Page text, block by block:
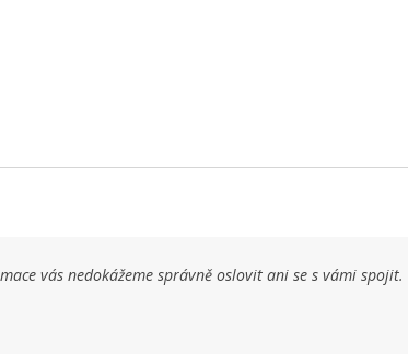
vás nedokážeme správně oslovit ani se s vámi spojit.